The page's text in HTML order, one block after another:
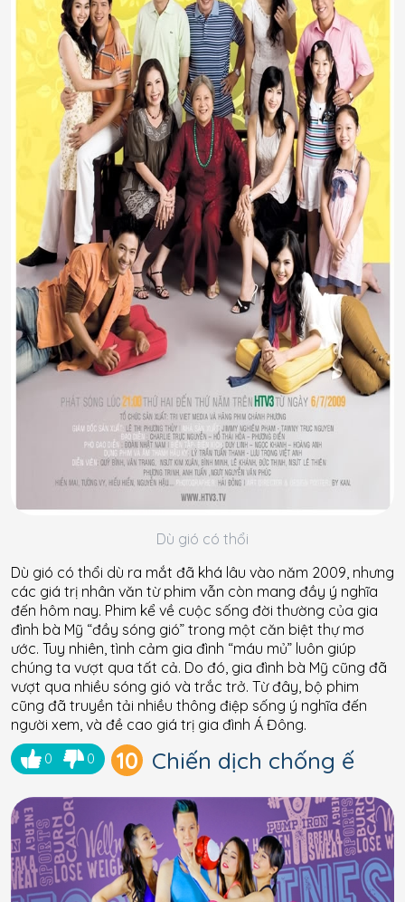
Dù gió có thổi
Dù gió có thổi dù ra mắt đã khá lâu vào năm 2009, nhưng
các giá trị nhân văn từ phim vẫn còn mang đầy ý nghĩa
đến hôm nay. Phim kể về cuộc sống đời thường của gia
đình bà Mỹ “đầy sóng gió” trong một căn biệt thự mơ
ước. Tuy nhiên, tình cảm gia đình “máu mủ” luôn giúp
chúng ta vượt qua tất cả. Do đó, gia đình bà Mỹ cũng đã
vượt qua nhiều sóng gió và trắc trở. Từ đây, bộ phim
cũng đã truyền tải nhiều thông điệp sống ý nghĩa đến
người xem, và đề cao giá trị gia đình Á Đông.
0 0 10 Chiến dịch chống ế